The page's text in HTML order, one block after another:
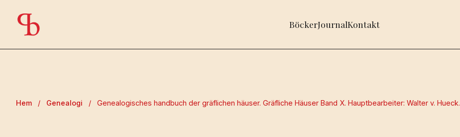
BöckerJournalKontakt
Hem / Genealogi / Genealogisches handbuch der gräflichen häuser. Gräfliche Häuser Band X. Hauptbearbeiter: Walter v. Hueck.